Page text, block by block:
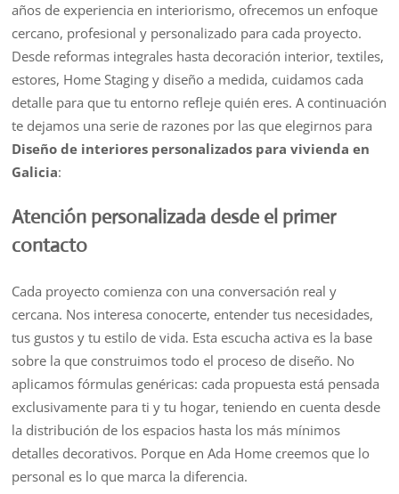
años de experiencia en interiorismo, ofrecemos un enfoque
cercano, profesional y personalizado para cada proyecto.
Desde reformas integrales hasta decoración interior, textiles,
estores, Home Staging y diseño a medida, cuidamos cada
detalle para que tu entorno refleje quién eres. A continuación
te dejamos una serie de razones por las que elegirnos para
Diseño de interiores personalizados para vivienda en
Galicia:
Atención personalizada desde el primer
contacto
Cada proyecto comienza con una conversación real y
cercana. Nos interesa conocerte, entender tus necesidades,
tus gustos y tu estilo de vida. Esta escucha activa es la base
sobre la que construimos todo el proceso de diseño. No
aplicamos fórmulas genéricas: cada propuesta está pensada
exclusivamente para ti y tu hogar, teniendo en cuenta desde
la distribución de los espacios hasta los más mínimos
detalles decorativos. Porque en Ada Home creemos que lo
personal es lo que marca la diferencia.